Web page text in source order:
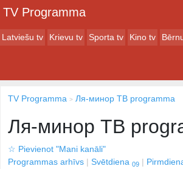
TV Programma
Latviešu tv Krievu tv Sporta tv Kino tv
TV Programma Ля-минор ТВ programma
Ля-минор ТВ
☆ Pievienot "Mani kanāli"
Programmas arhīvs
Svētdiena 09